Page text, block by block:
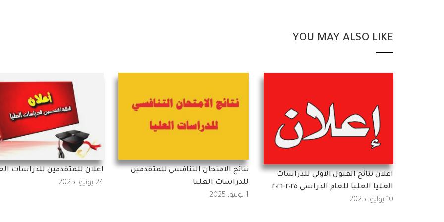
YOU MAY ALSO LIKE
اعلان نتائج القبول الاولي للدراسات
العليا العليا للعام الدراسي ٢٠٢٥-٢٠٢٦
10 يوليو, 2025
نتائج الامتحان التنافسي للمتقدمين
للدراسات العليا
1 يوليو, 2025
اعلان للمتقدمين للدراسات
24 يونيو, 2025